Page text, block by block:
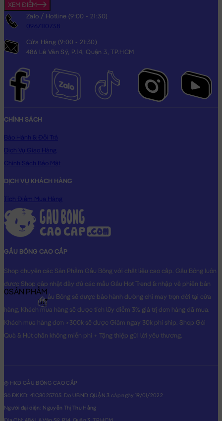
XEM ĐIỂM
Zalo / Hotline (9:00 - 21:30)
0967110738
Cửa Hàng (9:00 - 21:30)
486 Lê Văn Sỹ, P.14, Quận 3, TP.HCM
CHÍNH SÁCH
Bảo Hành & Đổi Trả
Dịch Vụ Giao Hàng
Chính Sách Bảo Mật
DỊCH VỤ KHÁCH HÀNG
Tích Điểm Mua Hàng
GẤU BÔNG CAO CẤP
Shop chuyên các Sản Phẩm Gấu Bông với chất liệu cao cấp. Gấu Bông luôn
được Shop cập nhật đầy đủ các mẫu Gấu Hot Trend & nhập về phiên bản
Original nhất. Gấu Bông sẽ được bảo hành đường chỉ may trọn đời tại cửa
hàng, Khách mua hàng sẽ được tích lũy điểm 3% giá trị đơn hàng đã mua.
Khách mua hàng đơn >300k sẽ được Giảm ngay 30k phí ship. Shop Gói
Quà & Hút chân không miễn phí + Tặng thiệp gửi lời yêu thương.
@ HKD GẤU BÔNG CAO CẤP
Số ĐKKD: 41C8025705. Do UBND QUẬN 3 cấp ngày 19/01/2022
Người đại diện: Nguyễn Thị Thu Hằng
0SẢN PHẨM
0₫